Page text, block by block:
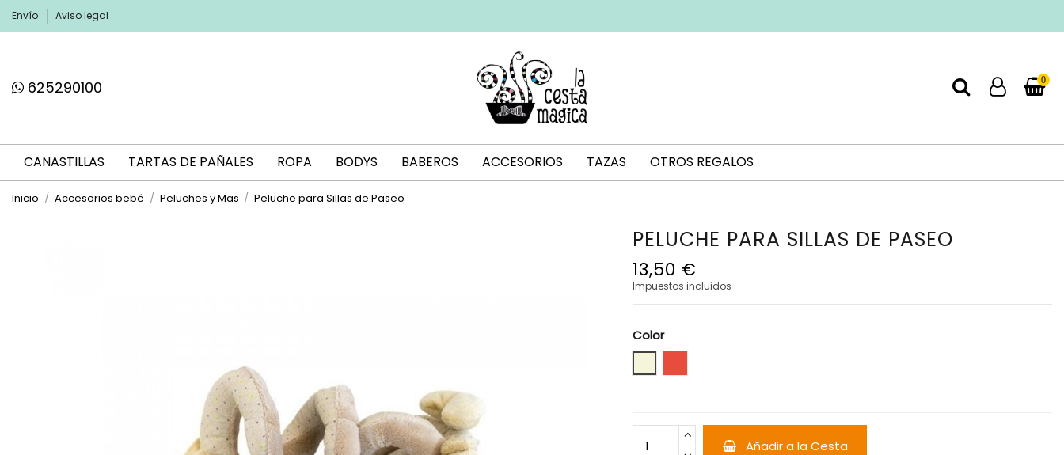
Envío Aviso legal
625290100 0
CANASTILLAS TARTAS DE PAÑALES ROPA BODYS BABEROS ACCESORIOS TAZAS OTROS REGALOS
Inicio Accesorios bebé Peluches y Mas Peluche para Sillas de Paseo
PELUCHE PARA SILLAS DE PASEO
13,50 €
Impuestos incluidos
Color
Añadir a la Cesta